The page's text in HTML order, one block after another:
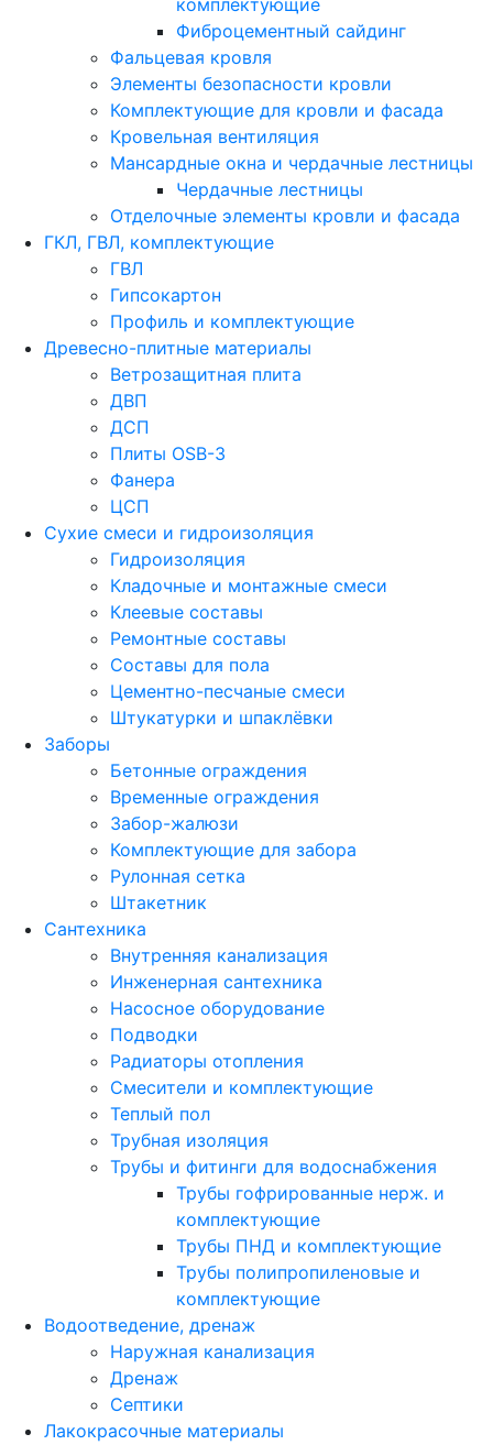
комплектующие
Фиброцементный сайдинг
Фальцевая кровля
Элементы безопасности кровли
Комплектующие для кровли и фасада
Кровельная вентиляция
Мансардные окна и чердачные лестницы
Чердачные лестницы
Отделочные элементы кровли и фасада
ГКЛ, ГВЛ, комплектующие
ГВЛ
Гипсокартон
Профиль и комплектующие
Древесно-плитные материалы
Ветрозащитная плита
ДВП
ДСП
Плиты OSB-3
Фанера
ЦСП
Сухие смеси и гидроизоляция
Гидроизоляция
Кладочные и монтажные смеси
Клеевые составы
Ремонтные составы
Составы для пола
Цементно-песчаные смеси
Штукатурки и шпаклёвки
Заборы
Бетонные ограждения
Временные ограждения
Забор-жалюзи
Комплектующие для забора
Рулонная сетка
Штакетник
Сантехника
Внутренняя канализация
Инженерная сантехника
Насосное оборудование
Подводки
Радиаторы отопления
Смесители и комплектующие
Теплый пол
Трубная изоляция
Трубы и фитинги для водоснабжения
Трубы гофрированные нерж. и
комплектующие
Трубы ПНД и комплектующие
Трубы полипропиленовые и
комплектующие
Водоотведение, дренаж
Наружная канализация
Дренаж
Септики
Лакокрасочные материалы